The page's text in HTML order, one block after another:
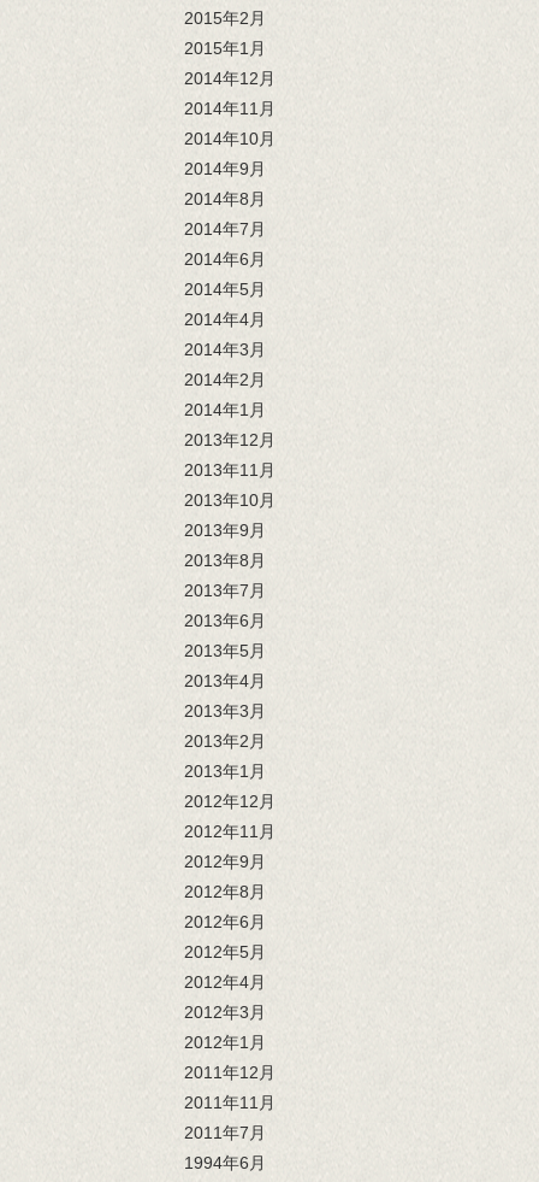
2015年2月
2015年1月
2014年12月
2014年11月
2014年10月
2014年9月
2014年8月
2014年7月
2014年6月
2014年5月
2014年4月
2014年3月
2014年2月
2014年1月
2013年12月
2013年11月
2013年10月
2013年9月
2013年8月
2013年7月
2013年6月
2013年5月
2013年4月
2013年3月
2013年2月
2013年1月
2012年12月
2012年11月
2012年9月
2012年8月
2012年6月
2012年5月
2012年4月
2012年3月
2012年1月
2011年12月
2011年11月
2011年7月
1994年6月